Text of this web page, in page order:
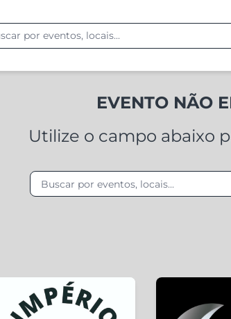
EVENTO NÃO
Utilize o campo abaixo